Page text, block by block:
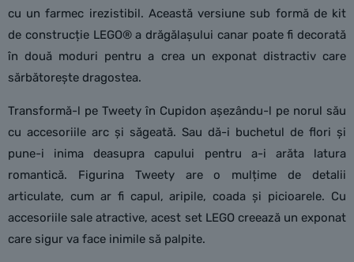
cu un farmec irezistibil. Această versiune sub formă de kit
de construcție LEGO® a drăgălașului canar poate fi decorată
în două moduri pentru a crea un exponat distractiv care
sărbătorește dragostea.
Transformă-l pe Tweety în Cupidon așezându-l pe norul său
cu accesoriile arc și săgeată. Sau dă-i buchetul de flori și
pune-i inima deasupra capului pentru a-i arăta latura
romantică. Figurina Tweety are o mulțime de detalii
articulate, cum ar fi capul, aripile, coada și picioarele. Cu
accesoriile sale atractive, acest set LEGO creează un exponat
care sigur va face inimile să palpite.